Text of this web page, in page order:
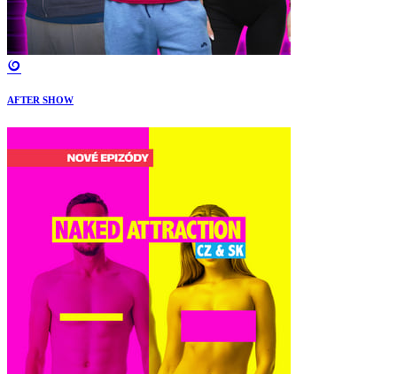
AFTER SHOW